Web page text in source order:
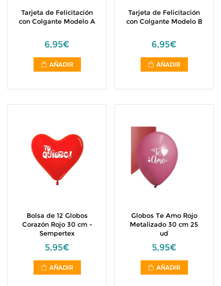
Tarjeta de Felicitación
con Colgante Modelo A
6,95€
AÑADIR
Tarjeta de Felicitación
con Colgante Modelo B
6,95€
AÑADIR
Bolsa de 12 Globos
Corazón Rojo 30 cm -
Sempertex
5,95€
AÑADIR
Globos Te Amo Rojo
Metalizado 30 cm 25
ud
5,95€
AÑADIR